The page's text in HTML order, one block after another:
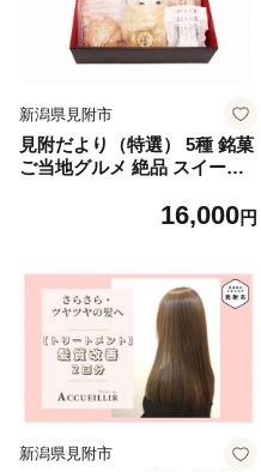
新潟県見附市
見附だより（特選） 5種 銘菓
ご当地グルメ 絶品 スイーツ
の日ギフト 新潟県 見附市
16,000円
新潟県見附市